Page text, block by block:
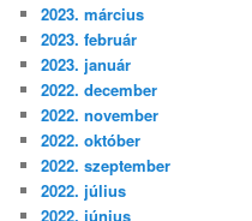
2023. március
2023. február
2023. január
2022. december
2022. november
2022. október
2022. szeptember
2022. július
2022. június